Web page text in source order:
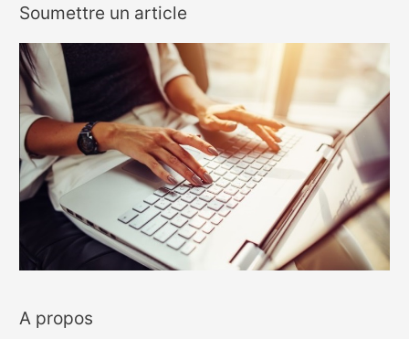
Soumettre un article
A propos